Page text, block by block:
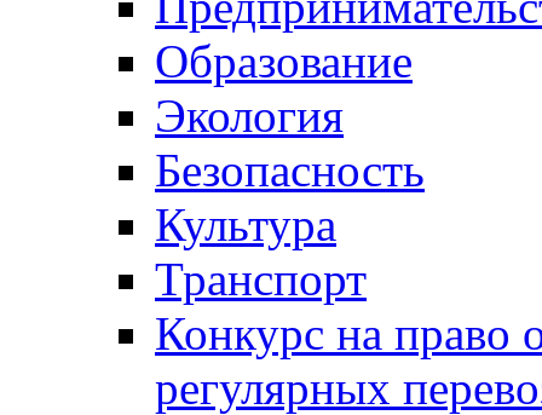
Образование
Экология
Безопасность
Культура
Транспорт
Конкурс на право
регулярных